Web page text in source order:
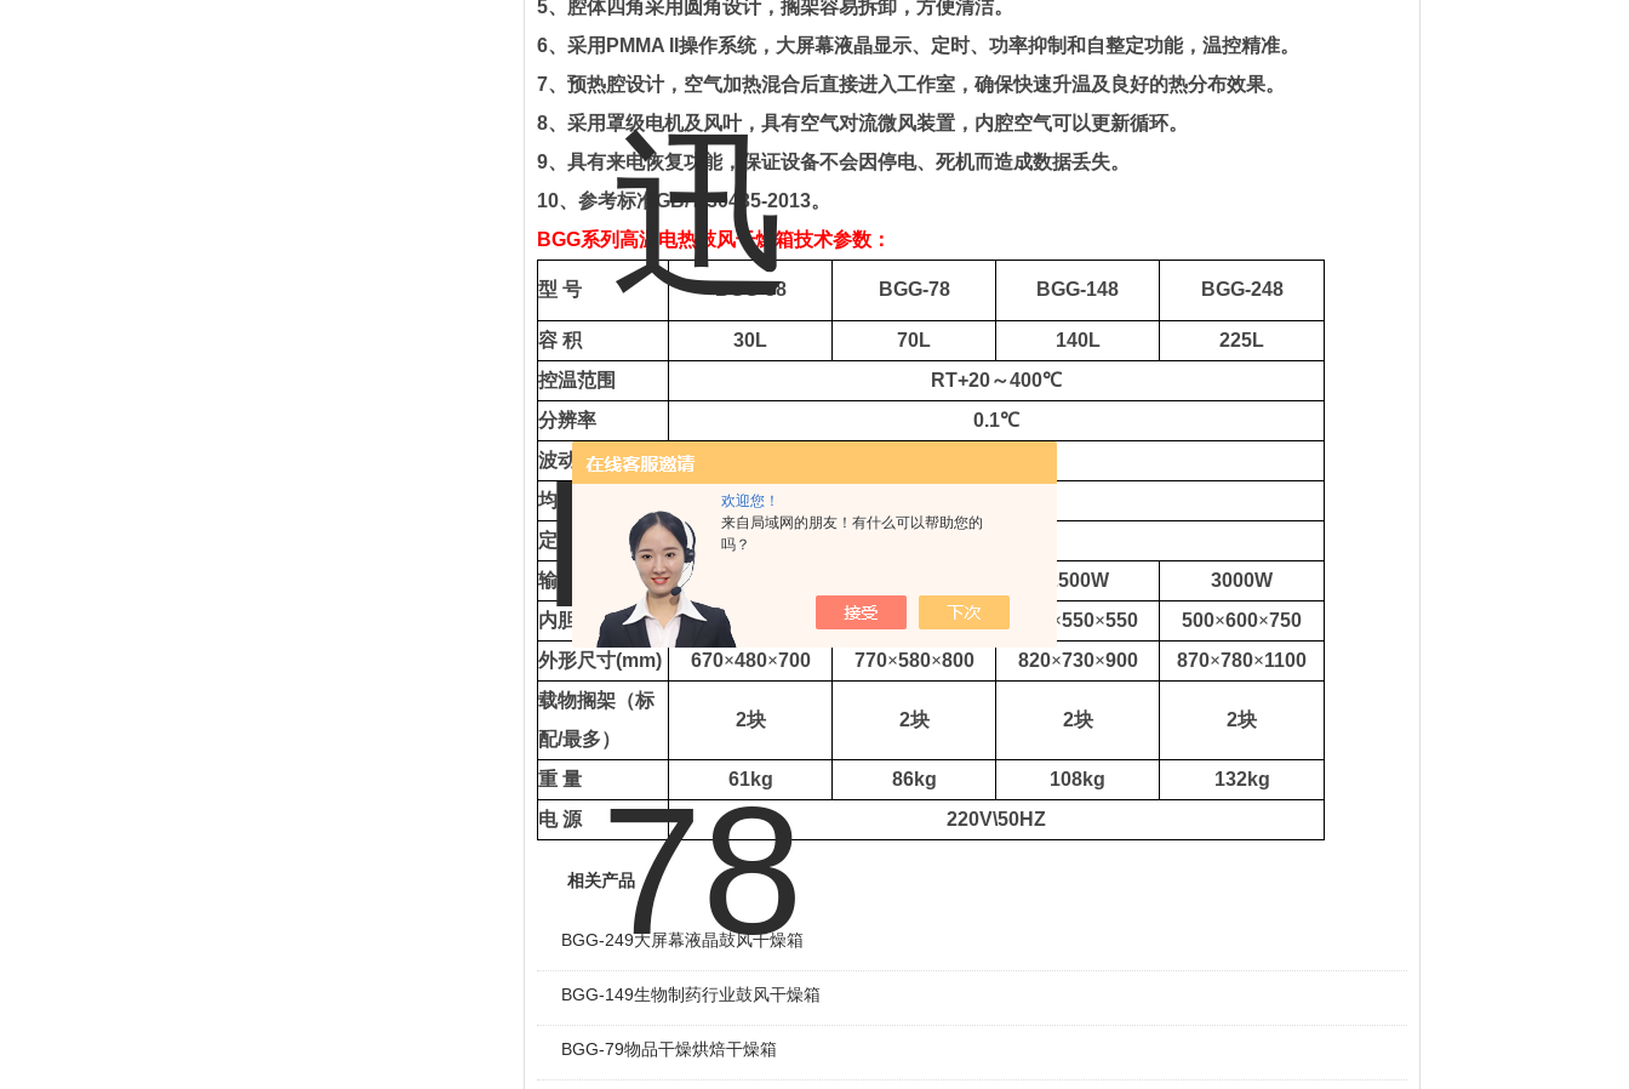
欢迎您！
来自局域网的朋友！有什么可以帮助您的
吗？
5、 腔体四角采用圆角设计，搁架容易拆卸，方便清洁。
6、 采用 PMMA II 操作系统，大屏幕液晶显示、定时、功率抑制和自整定功能，温控精准。
7、 预热腔设计，空气加热混合后直接进入工作室，确保快速升温及良好的热分布效果。
8、 采用罩级电机及风叶，具有空气对流微风装置，内腔空气可以更新循环。
9、 具有来电恢复功能，保证设备不会因停电、死机而造成数据丢失。
10、 参考标准 GB/T 30435-2013。
BGG系列高温 电热鼓风干燥箱技术参数：
型 号 BGG-38 BGG-78 BGG-148 BGG-248
容 积 30L 70L 140L
225L
控温范围
RT+20～400℃
分辨率
0.1℃
波动度
均匀度
定时范围
输入功率
2500W
3000W
内胆尺寸 (mm) 300 × 400 450 ×550×550 500×600×750
外形尺寸(mm) 670×480×700 770×580×800 820×730×900 870×780×1100
载物搁架（标
配/最多）
2块 2块 2块 2块
重 量 61kg 86kg 108kg
132kg
电 源 220V\50HZ
相关产品
BGG-249大屏幕液晶鼓风干燥箱
BGG-149生物制药行业鼓风干燥箱
BGG-79物品干燥烘焙干燥箱